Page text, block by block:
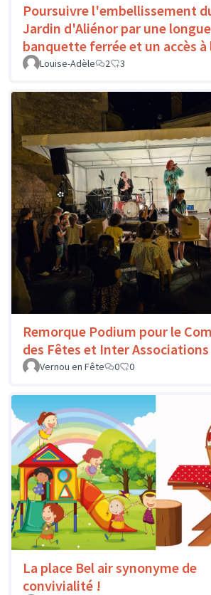
Poursuivre l'embellissement
Jardin d'Aliénor par une longue
banquette ferrée et un accès à
Louise-Adèle 2 3
Remorque Podium pour le
des Fêtes et Inter Associations
Vernou en Fête
0 0
La place Bel air synonyme de
convivialité !